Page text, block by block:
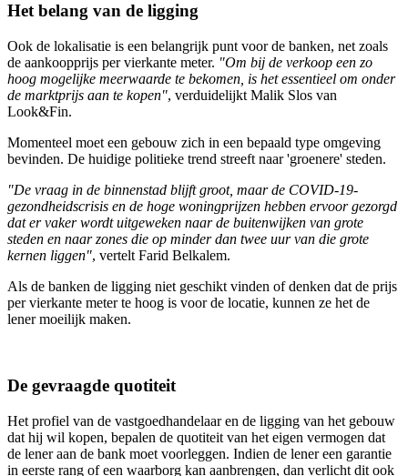
Het belang van de ligging
Ook de lokalisatie is een belangrijk punt voor de banken, net zoals
de aankoopprijs per vierkante meter. "Om bij de verkoop een zo
hoog mogelijke meerwaarde te bekomen, is het essentieel om onder
de marktprijs aan te kopen", verduidelijkt Malik Slos van
Look&Fin.
Momenteel moet een gebouw zich in een bepaald type omgeving
bevinden. De huidige politieke trend streeft naar 'groenere' steden.
"De vraag in de binnenstad blijft groot, maar de COVID-19-
gezondheidscrisis en de hoge woningprijzen hebben ervoor gezorgd
dat er vaker wordt uitgeweken naar de buitenwijken van grote
steden en naar zones die op minder dan twee uur van die grote
kernen liggen", vertelt Farid Belkalem.
Als de banken de ligging niet geschikt vinden of denken dat de prijs
per vierkante meter te hoog is voor de locatie, kunnen ze het de
lener moeilijk maken.
De gevraagde quotiteit
Het profiel van de vastgoedhandelaar en de ligging van het gebouw
dat hij wil kopen, bepalen de quotiteit van het eigen vermogen dat
de lener aan de bank moet voorleggen. Indien de lener een garantie
in eerste rang of een waarborg kan aanbrengen, dan verlicht dit ook